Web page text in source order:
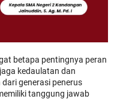
betapa pentingnya peran
kedaulatan dan
generasi penerus
tanggung jawab